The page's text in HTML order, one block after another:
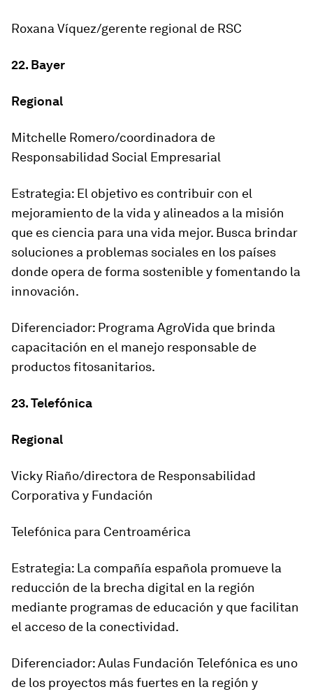
Roxana Víquez/gerente regional de RSC
22. Bayer
Regional
Mitchelle Romero/coordinadora de
Responsabilidad Social Empresarial
Estrategia: El objetivo es contribuir con el
mejoramiento de la vida y alineados a la misión
que es ciencia para una vida mejor. Busca brindar
soluciones a problemas sociales en los países
donde opera de forma sostenible y fomentando la
innovación.
Diferenciador: Programa AgroVida que brinda
capacitación en el manejo responsable de
productos fitosanitarios.
23. Telefónica
Regional
Vicky Riaño/directora de Responsabilidad
Corporativa y Fundación
Telefónica para Centroamérica
Estrategia: La compañía española promueve la
reducción de la brecha digital en la región
mediante programas de educación y que facilitan
el acceso de la conectividad.
Diferenciador: Aulas Fundación Telefónica es uno
de los proyectos más fuertes en la región y